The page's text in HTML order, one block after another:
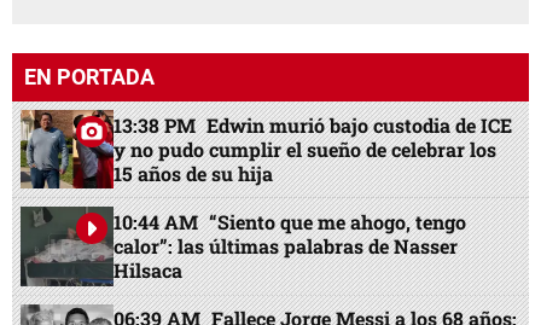
EN PORTADA
13:38 PM Edwin murió bajo custodia de ICE
y no pudo cumplir el sueño de celebrar los
15 años de su hija
10:44 AM “Siento que me ahogo, tengo
calor”: las últimas palabras de Nasser
Hilsaca
06:39 AM Fallece Jorge Messi a los 68 años: